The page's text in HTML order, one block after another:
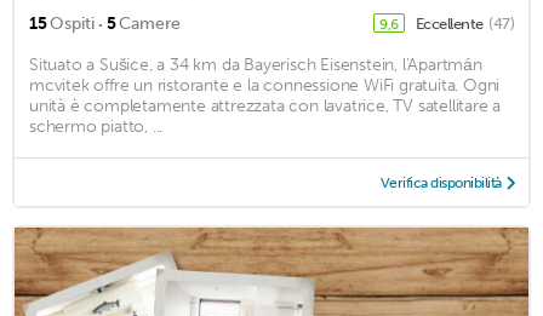
15Ospiti · 5Camere 9,6 Eccellente (47)
Situato a Sušice, a 34 km da Bayerisch Eisenstein, l'Apartmán
mcvitek offre un ristorante e la connessione WiFi gratuita. Ogni
unità è completamente attrezzata con lavatrice, TV satellitare a
schermo piatto, ...
Verifica disponibilità